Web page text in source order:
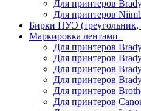
Для принтеров
Для принтеров
Бирки ПУЭ (треугольник,
Маркировка лентами
Для принтеров
Для принтеров
Для принтеров
Для принтеров
Для принтеров
Для принтеров